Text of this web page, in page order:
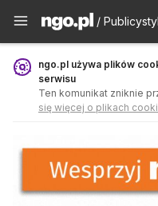
Publicystyka -
/
ngo.pl używa plików
serwisu
Ten komunikat zniknie
się więcej o plikach